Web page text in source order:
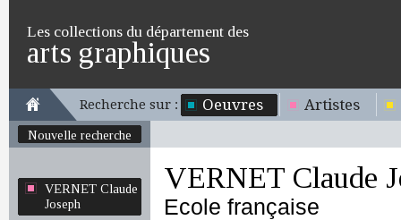
Les collections du département des
arts graphiques
Recherche sur : Oeuvres Artistes
Nouvelle recherche
VERNET Claude
Joseph
VERNET Claude
Ecole française